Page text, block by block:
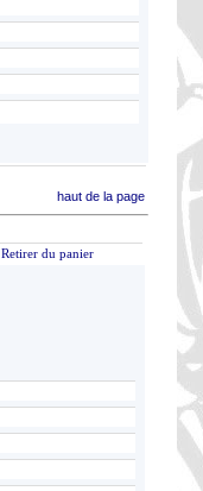
haut de la page
Retirer du panier